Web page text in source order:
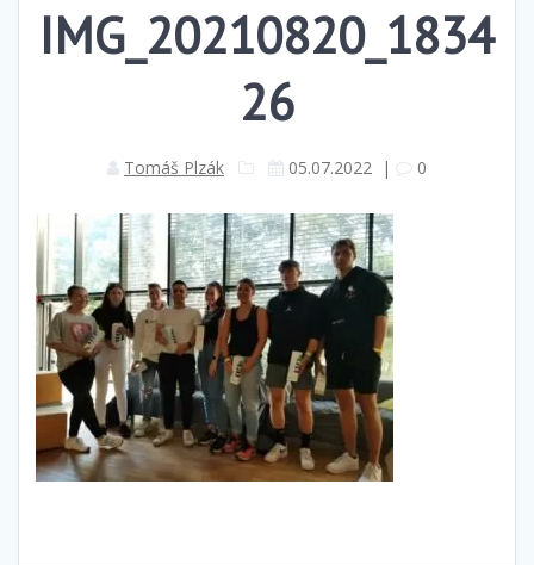
IMG_20210820_1834
26
Tomáš Plzák 05.07.2022 | 0